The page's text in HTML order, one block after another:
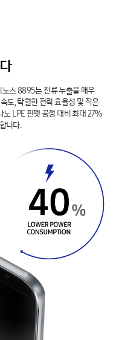
스 8895는 전류 누출을 매우
도, 탁월한 전력 효율성 및 작은
노 LPE 핀펫 공정 대비 최대 27%
니다.